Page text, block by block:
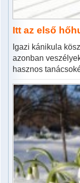
Itt az első
Igazi kánikula
azonban
hasznos